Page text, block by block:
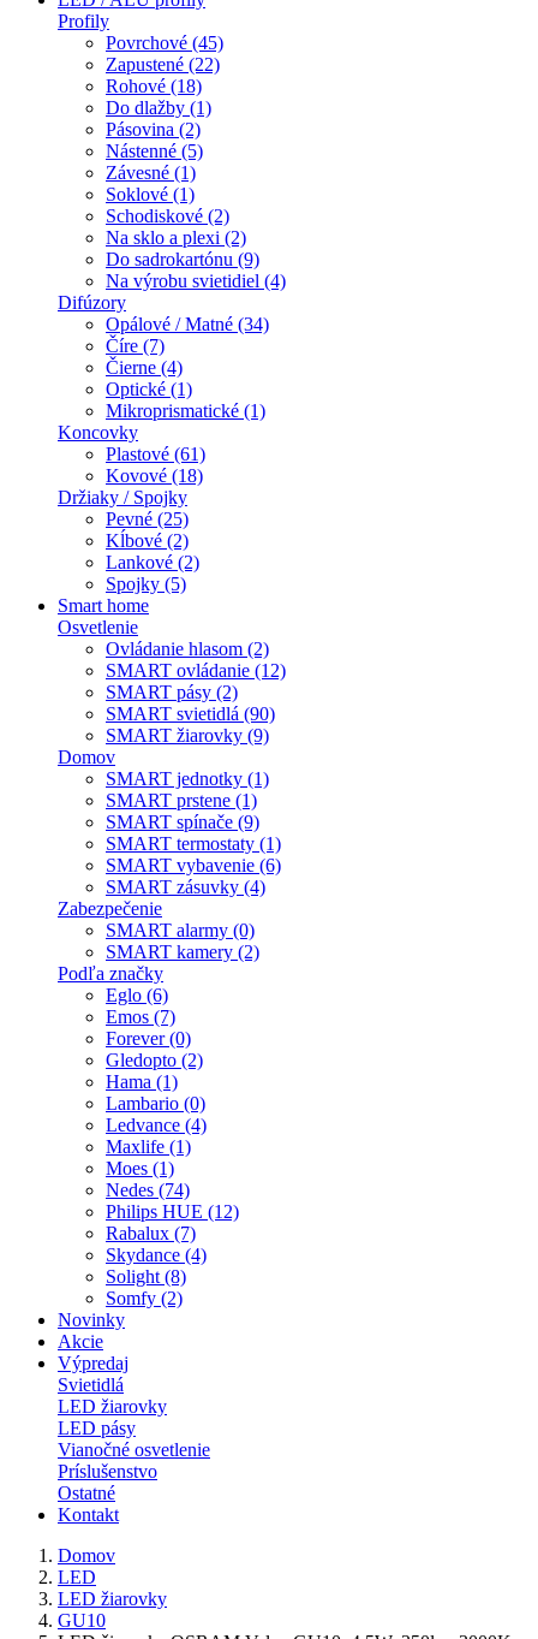
Profily
Povrchové (45)
Zapustené (22)
Rohové (18)
Do dlažby (1)
Pásovina (2)
Nástenné (5)
Závesné (1)
Soklové (1)
Schodiskové (2)
Na sklo a plexi (2)
Do sadrokartónu (9)
Na výrobu svietidiel (4)
Difúzory
Opálové / Matné (34)
Číre (7)
Čierne (4)
Optické (1)
Mikroprismatické (1)
Koncovky
Plastové (61)
Kovové (18)
Držiaky / Spojky
Pevné (25)
Kĺbové (2)
Lankové (2)
Spojky (5)
Smart home
Osvetlenie
Ovládanie hlasom (2)
SMART ovládanie (12)
SMART pásy (2)
SMART svietidlá (90)
SMART žiarovky (9)
Domov
SMART jednotky (1)
SMART prstene (1)
SMART spínače (9)
SMART termostaty (1)
SMART vybavenie (6)
SMART zásuvky (4)
Zabezpečenie
SMART alarmy (0)
SMART kamery (2)
Podľa značky
Eglo (6)
Emos (7)
Forever (0)
Gledopto (2)
Hama (1)
Lambario (0)
Ledvance (4)
Maxlife (1)
Moes (1)
Nedes (74)
Philips HUE (12)
Rabalux (7)
Skydance (4)
Solight (8)
Somfy (2)
Novinky
Akcie
Výpredaj
Svietidlá
LED žiarovky
LED pásy
Vianočné osvetlenie
Príslušenstvo
Ostatné
Kontakt
Domov
LED
LED žiarovky
GU10